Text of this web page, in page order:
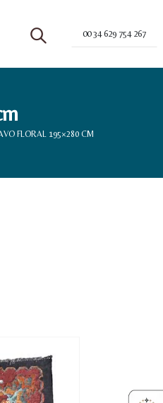
00 34 629 754 267
FLORAL 195×280 CM